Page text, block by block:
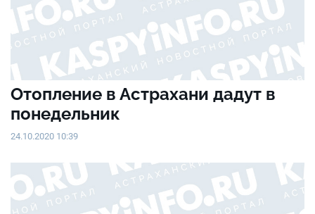
Отопление в Астрахани дадут в
понедельник
24.10.2020 10:39